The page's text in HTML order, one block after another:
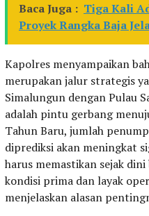
Baca Juga : Tiga Kali
Proyek Rangka Baja
Kapolres menyampaikan
merupakan jalur strategis
Simalungun dengan Pulau
adalah pintu gerbang
Tahun Baru, jumlah
diprediksi akan meningkat
harus memastikan sejak
kondisi prima dan layak
menjelaskan alasan